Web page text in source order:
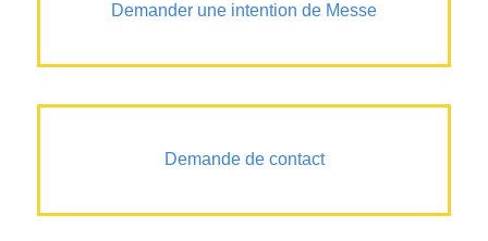
Demander une intention de Messe
Demande de contact